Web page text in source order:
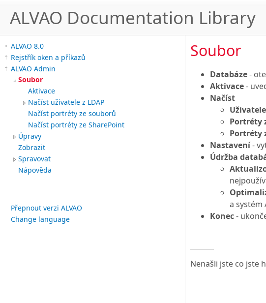
ALVAO Documentation Library
ALVAO 8.0
Rejstřík oken a příkazů
ALVAO Admin
Soubor
Aktivace
Načíst uživatele z LDAP
Načíst portréty ze souborů
Načíst portréty ze SharePoint
Úpravy
Zobrazit
Spravovat
Nápověda
Přepnout verzi ALVAO
Change language
Soubor
Databáze-
Aktivace-
Načíst
Portréty
Portréty
Nastavení-
Údržba
a systém
Konec-
Nenašli jste co jste